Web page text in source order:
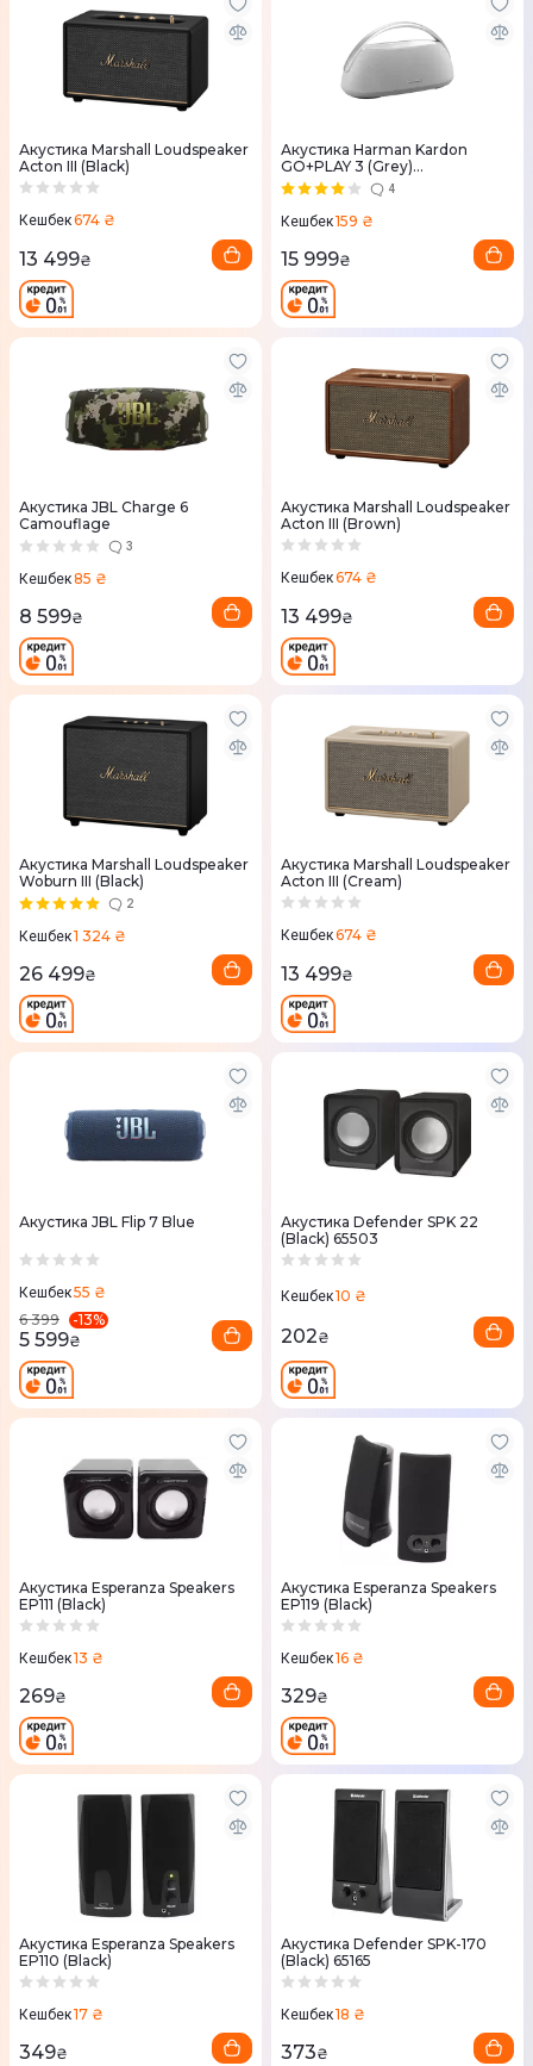
Акустика Marshall Loudspeaker
Acton III (Black)
Кешбек674 ₴
13 499₴
Акустика Harman Kardon
GO+PLAY 3 (Grey)
HKGOPLAY3GRYEP
4
Кешбек159 ₴
15 999₴
Акустика JBL Charge 6
Camouflage
3
Кешбек85 ₴
8 599₴
Акустика Marshall Loudspeaker
Acton III (Brown)
Кешбек674 ₴
13 499₴
Акустика Marshall Loudspeaker
Woburn III (Black)
2
Кешбек1 324 ₴
26 499₴
Акустика Marshall Loudspeaker
Acton III (Cream)
Кешбек674 ₴
13 499₴
Акустика JBL Flip 7 Blue
Кешбек55 ₴
6 399
-13%
5 599₴
Акустика Defender SPK 22
(Black) 65503
Кешбек10 ₴
202₴
Акустика Esperanza Speakers
EP111 (Black)
Кешбек13 ₴
269₴
Акустика Esperanza Speakers
EP119 (Black)
Кешбек16 ₴
329₴
Акустика Esperanza Speakers
EP110 (Black)
Кешбек17 ₴
349₴
Акустика Defender SPK-170
(Black) 65165
Кешбек18 ₴
373₴